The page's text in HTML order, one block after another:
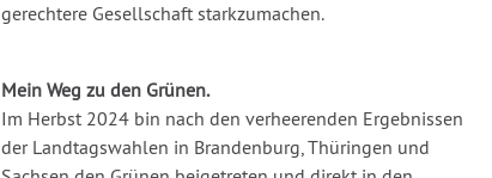
gerechtere Gesellschaft starkzumachen.
Mein Weg zu den Grünen.
Im Herbst 2024 bin nach den verheerenden Ergebnissen
der Landtagswahlen in Brandenburg, Thüringen und